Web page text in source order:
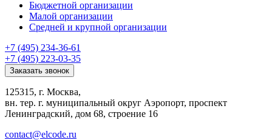
Бюджетной организации
Малой организации
Средней и крупной организации
+7 (495) 234-36-61
+7 (495) 223-03-35
Заказать звонок
125315, г. Москва,
вн. тер. г. муниципальный округ Аэропорт, проспект
Ленинградский, дом 68, строение 16
contact@elcode.ru